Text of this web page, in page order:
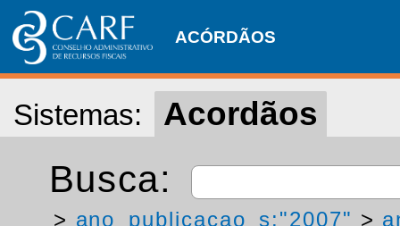
ACÓRDÃOS
Sistemas: Acordãos
Busca:
> ano_publicacao_s:"2007" >